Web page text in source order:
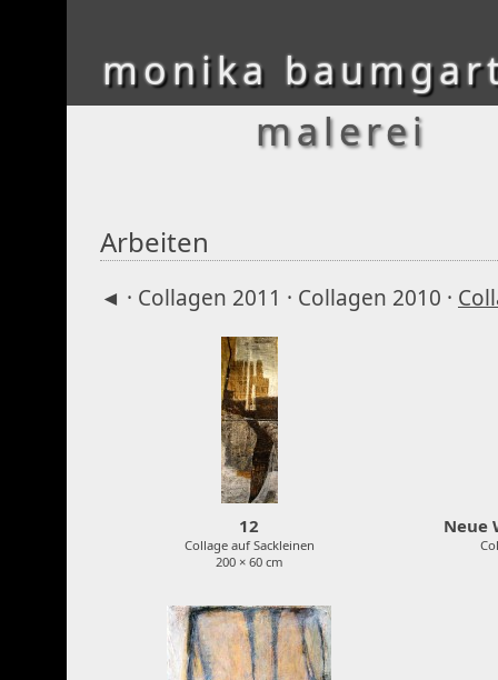
monika
malerei
Arbeiten
◄ · Collagen 2011 · Collagen 2010 ·
12
Collage auf Sackleinen
200 × 60 cm
Neue